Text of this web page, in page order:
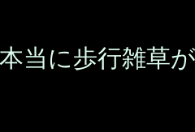
当に歩行雑草